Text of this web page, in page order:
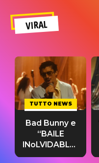
VIRAL
TUTTO NEWS
Bad Bunny e
“BAILE
INoLVIDABLE”:
testo,